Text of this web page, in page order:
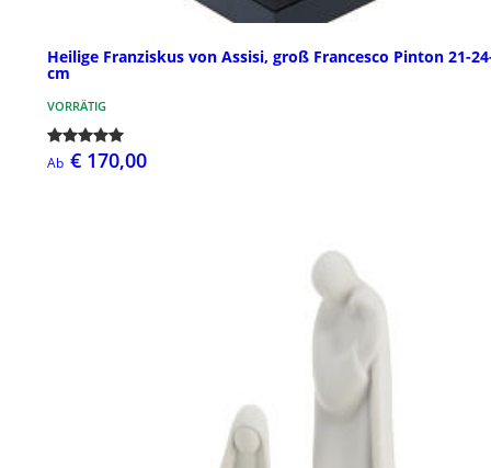
Heilige Franziskus von Assisi, groß Francesco Pinton 21-
cm
VORRÄTIG
Ab € 170,00